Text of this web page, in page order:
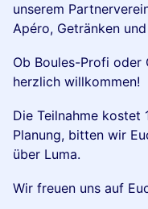
unserem
Apéro, Getränken
Ob Boules-Profi oder
herzlich willkommen!
Die Teilnahme kostet
Planung, bitten wir
über Luma.
Wir freuen uns auf